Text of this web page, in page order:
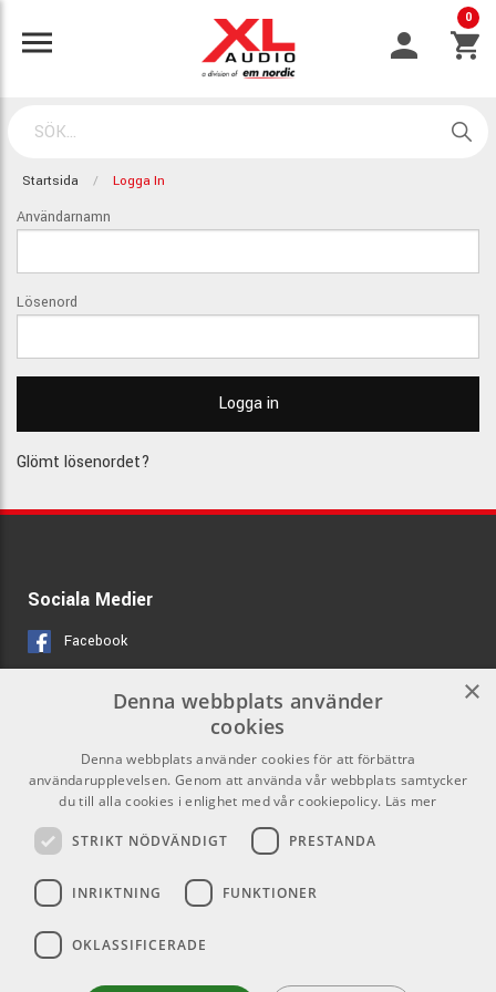
0
Startsida Logga In
Användarnamn
Lösenord
Glömt lösenordet?
Sociala Medier
Facebook
Om oss
Kontakta oss
Logga in
GDPR & Cookies
Försäljningsvillkor
Som privatperson kan du inte
köpa på denna webbsida, utan all
försäljning sker via våra
återförsäljare
info@emnordic.se
×
Denna webbplats använder
cookies
Denna webbplats använder cookies för att förbättra
användarupplevelsen. Genom att använda vår webbplats samtycker
du till alla cookies i enlighet med vår cookiepolicy. Läs mer
STRIKT NÖDVÄNDIGT PRESTANDA
INRIKTNING FUNKTIONER
OKLASSIFICERADE